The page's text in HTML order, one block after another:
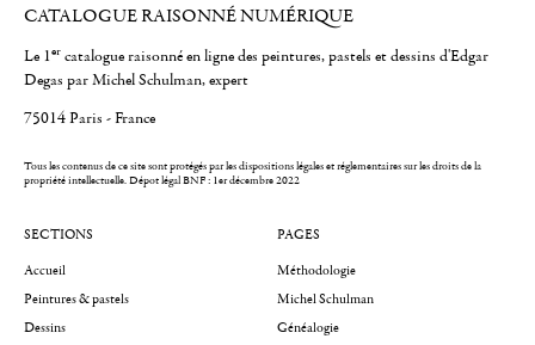
CATALOGUE RAISONNÉ NUMÉRIQUE
Le 1er catalogue raisonné en ligne des peintures, pastels et dessins d'Edgar
Degas par Michel Schulman, expert
75014 Paris - France
Tous les contenus de ce site sont protégés par les dispositions légales et réglementaires sur les droits de la
propriété intellectuelle.Dépot légal BNF : 1er décembre 2022
SECTIONS
Accueil
Peintures & pastels
Dessins
PAGES
Méthodologie
Michel Schulman
Généalogie